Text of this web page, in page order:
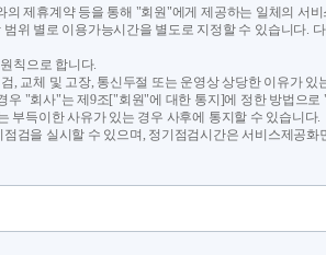
제휴계약 등을 통해 "회원"에게 제공하는 일체의 서비
위 별로 이용가능시간을 별도로 지정할 수 있습니다.
칙으로 합니다.
교체 및 고장, 통신두절 또는 운영상 상당한 이유가 있
"회사"는 제9조["회원"에 대한 통지]에 정한 방법으로
부득이한 사유가 있는 경우 사후에 통지할 수 있습니다.
검을 실시할 수 있으며, 정기점검시간은 서비스제공화